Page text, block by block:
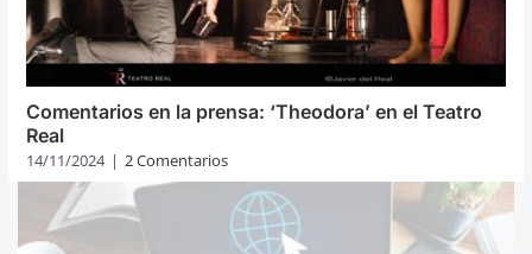
Comentarios en la prensa: ‘Theodora’ en el Teatro
Real
14/11/2024 | 2 Comentarios